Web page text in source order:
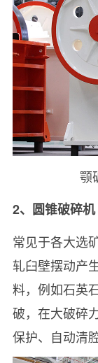
颚
2、圆锥破碎机
常见于各大选
轧臼壁摆动产
料，例如石英
破，在大破碎
保护、自动清